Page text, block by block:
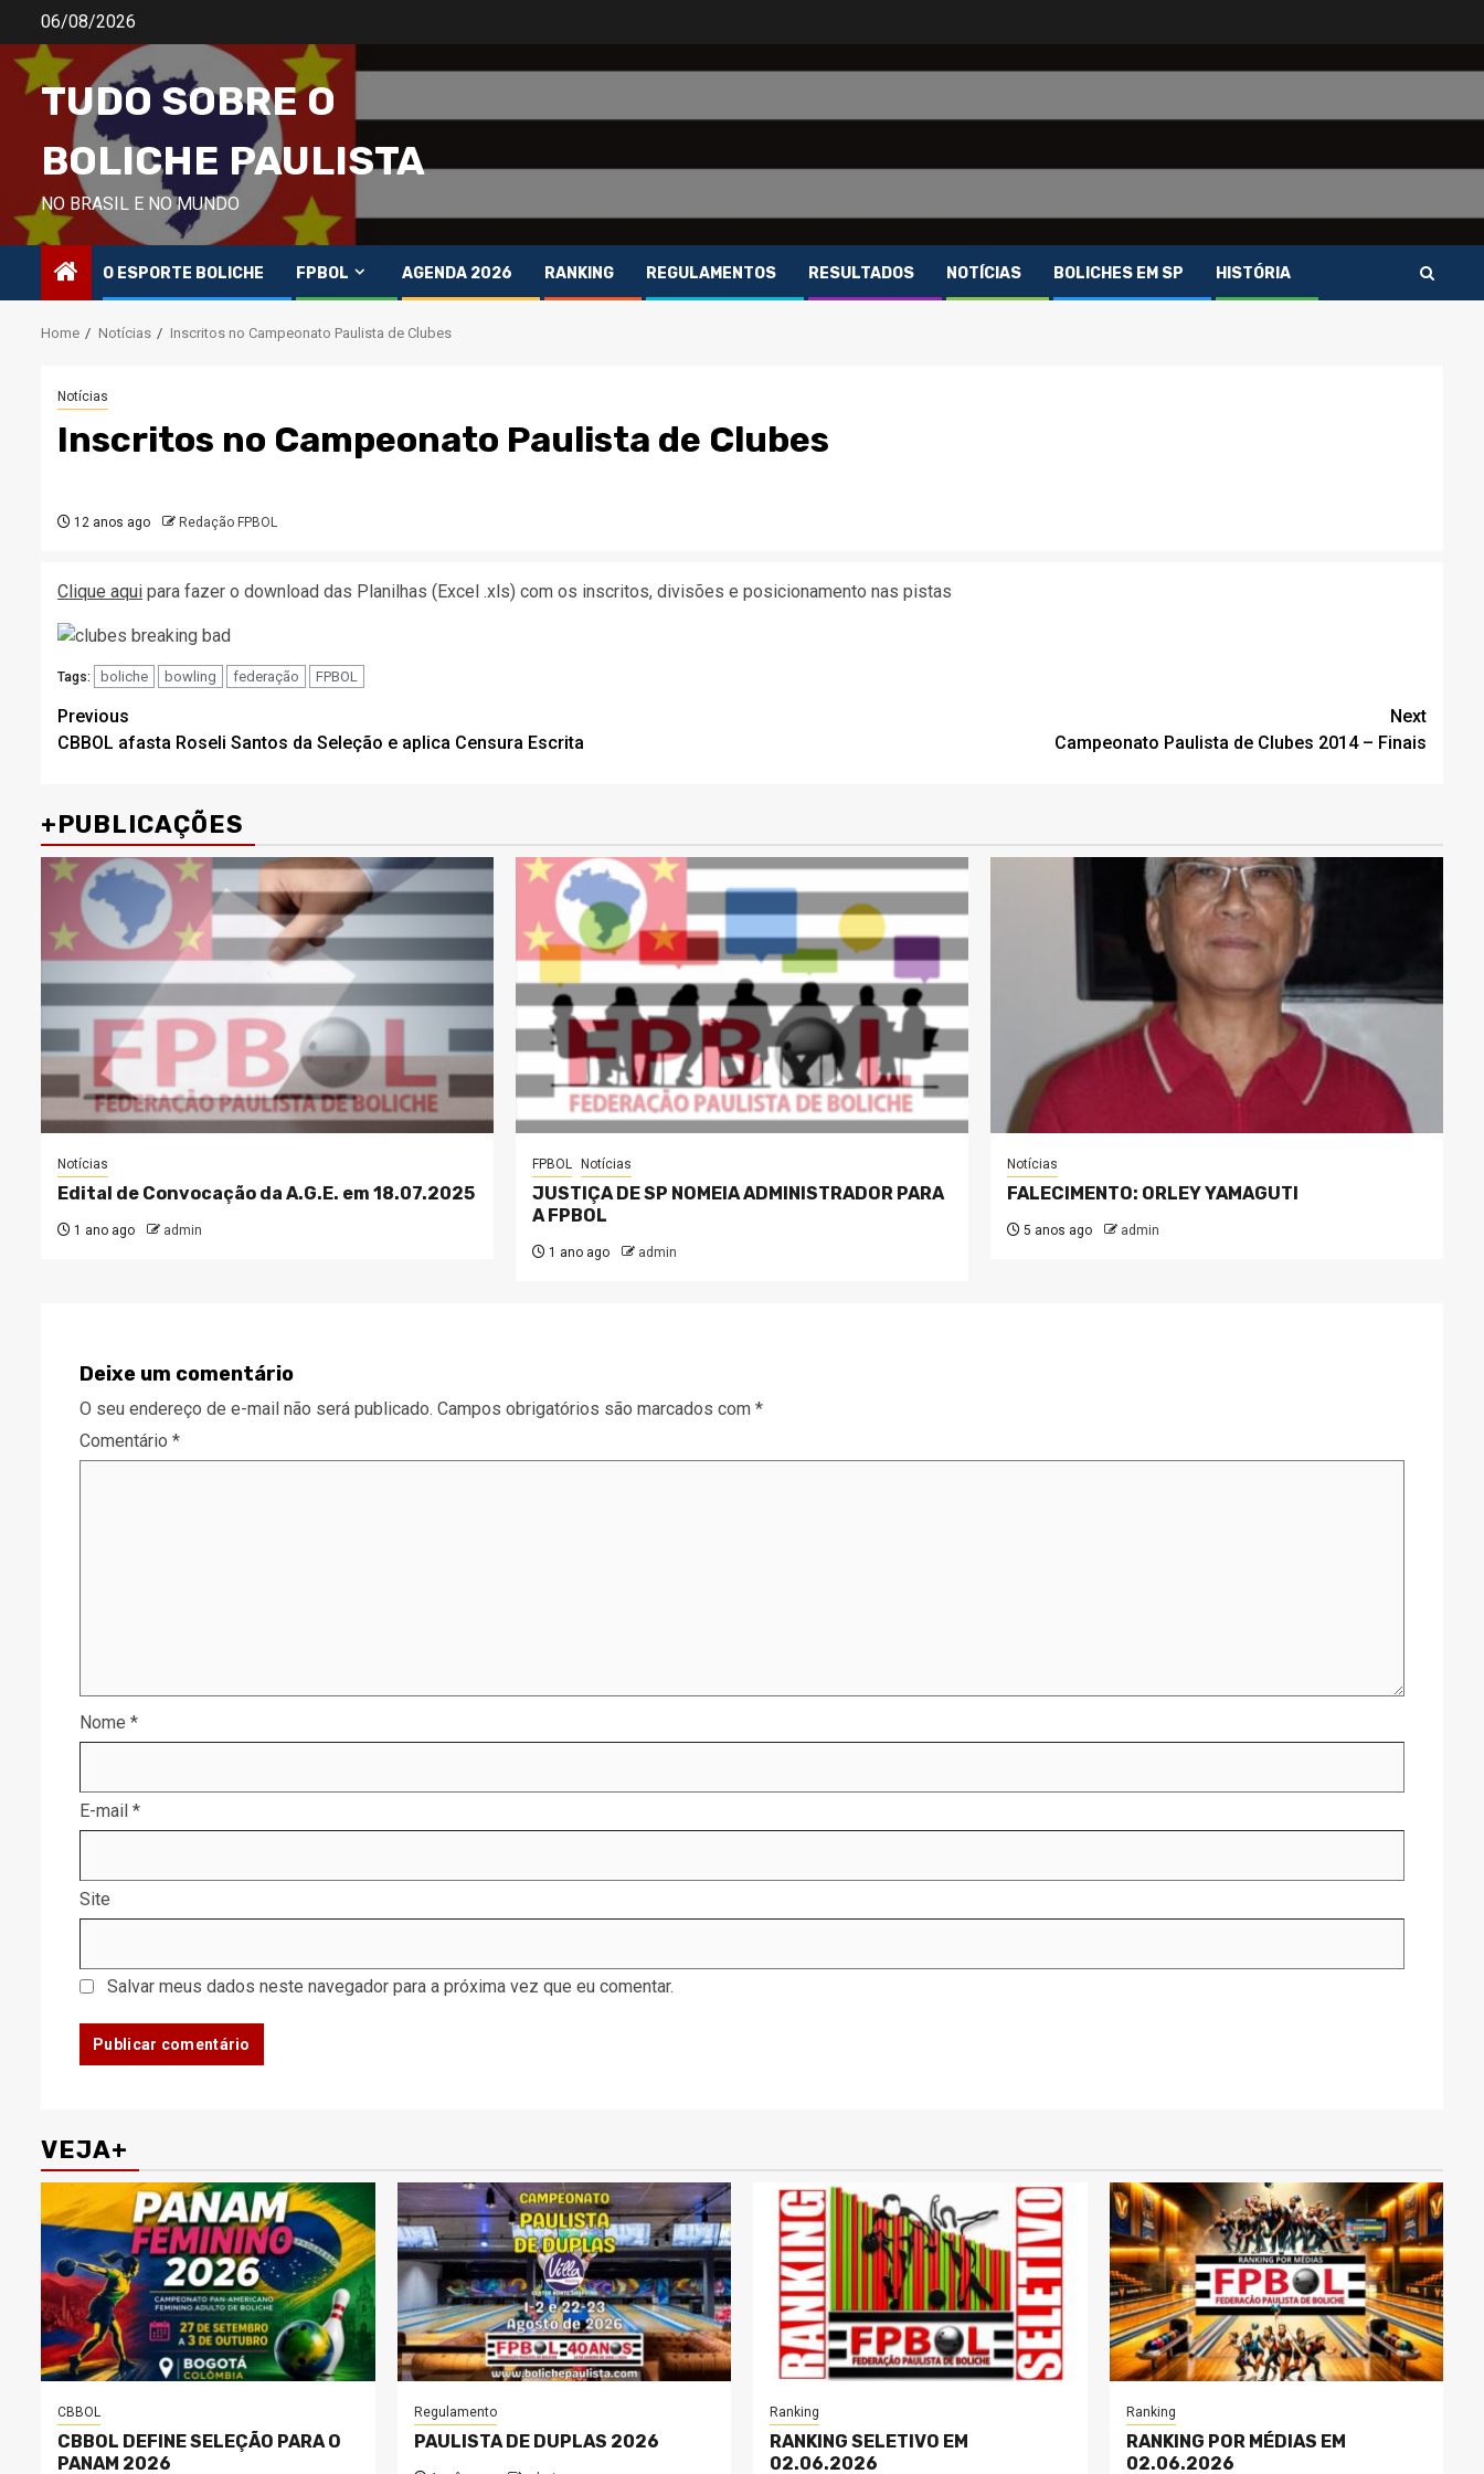
content
06/08/2026
TUDO SOBRE O
BOLICHE PAULISTA
NO BRASIL E NO MUNDO
O ESPORTE BOLICHE FPBOL AGENDA 2026 RANKING REGULAMENTOS RESULTADOS NOTÍCIAS BOLICHES EM SP HISTÓRIA
Home Notícias Inscritos no Campeonato Paulista de Clubes
Notícias
Inscritos no Campeonato Paulista de Clubes
12 anos ago Redação FPBOL
Clique aqui para fazer o download das Planilhas (Excel .xls) com os inscritos, divisões e posicionamento nas pistas
Tags: boliche bowling federação FPBOL
Post
navigation
Previous
CBBOL afasta Roseli Santos da Seleção e aplica Censura Escrita
Next
Campeonato Paulista de Clubes 2014 – Finais
+PUBLICAÇÕES
Notícias
Edital de Convocação da A.G.E. em 18.07.2025
1 ano ago admin
FPBOL Notícias
JUSTIÇA DE SP NOMEIA ADMINISTRADOR PARA
A FPBOL
1 ano ago admin
Notícias
FALECIMENTO: ORLEY YAMAGUTI
5 anos ago admin
Deixe um comentário
O seu endereço de e-mail não será publicado. Campos obrigatórios são marcados com *
Comentário *
Nome *
E-mail *
Site
Salvar meus dados neste navegador para a próxima vez que eu comentar.
VEJA+
CBBOL
CBBOL DEFINE SELEÇÃO PARA O
PANAM 2026
Regulamento
PAULISTA DE DUPLAS 2026
Ranking
RANKING SELETIVO EM
02.06.2026
Ranking
RANKING POR MÉDIAS EM
02.06.2026